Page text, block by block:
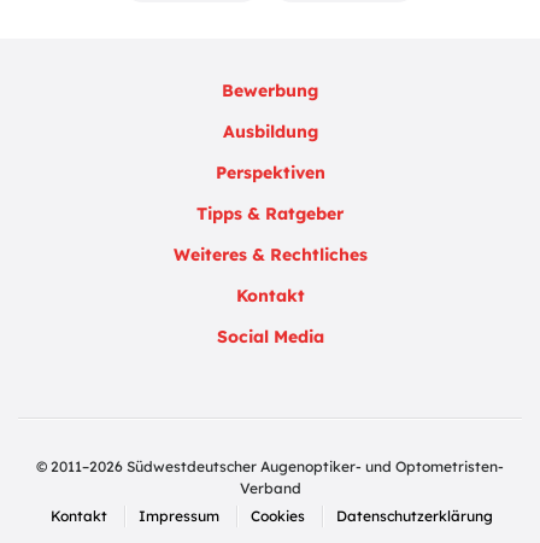
Bewerbung
Ausbildung
Perspektiven
Tipps & Ratgeber
Weiteres & Rechtliches
Kontakt
Social Media
© 2011–2026 Südwestdeutscher Augenoptiker- und Optometristen-
Verband
Kontakt
Impressum Cookies Datenschutzerklärung